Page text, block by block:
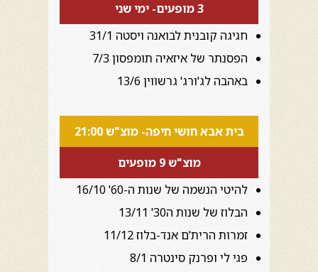
3 מופעים- ימי שני
חגיגה קובנית לבואנה ויסטה 31/1
הפסנתר של איזאיה תומפסון 7/3
באהבה לג'ורג' גרשווין 13/6
בית אבא חושי חיפה- מוצ"ש 21:00
מוצ"ש 9 מופעים
להיטי הנשמה של שנות ה-60' 16/10
הבלוז של שנות ה30' 13/11
זמרות הרית'ם אנד-בלוז 11/12
פגי לי ופרנק סינטרה 8/1